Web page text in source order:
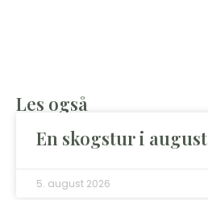
Les også
En skogstur i august
5. august 2026